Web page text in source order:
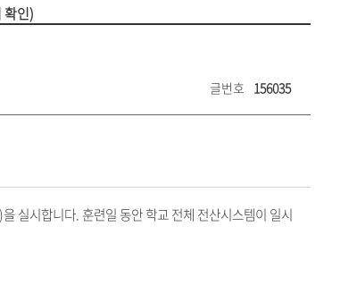
확인)
글번호 156035
실시합니다. 훈련일 동안 학교 전체 전산시스템이 일시